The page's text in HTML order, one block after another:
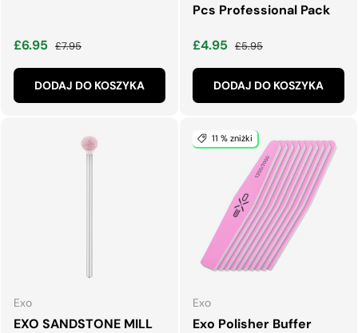
Cena wyprzedaży
£6.95 Normalna cena
£7.95
DODAJ DO KOSZYKA
Pcs Professional Pack
Cena wyprzedaży
£4.95 Normalna cena
£5.95
DODAJ DO KOSZYKA
Exo
EXO SANDSTONE MILL
11 % zniżki
Exo
Exo Polisher Buffer